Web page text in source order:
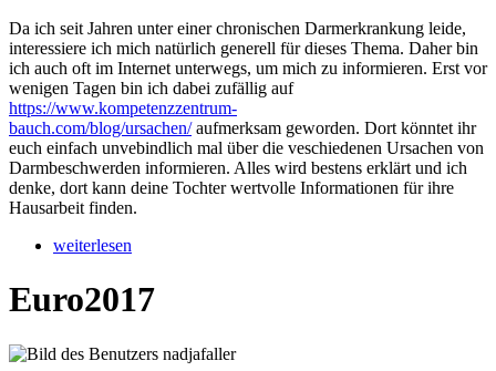
Da ich seit Jahren unter einer chronischen Darmerkrankung leide,
interessiere ich mich natürlich generell für dieses Thema. Daher bin
ich auch oft im Internet unterwegs, um mich zu informieren. Erst vor
wenigen Tagen bin ich dabei zufällig auf
https://www.kompetenzzentrum-
bauch.com/blog/ursachen/aufmerksam geworden. Dort könntet ihr
euch einfach unvebindlich mal über die veschiedenen Ursachen von
Darmbeschwerden informieren. Alles wird bestens erklärt und ich
denke, dort kann deine Tochter wertvolle Informationen für ihre
Hausarbeit finden.
weiterlesen
Euro2017